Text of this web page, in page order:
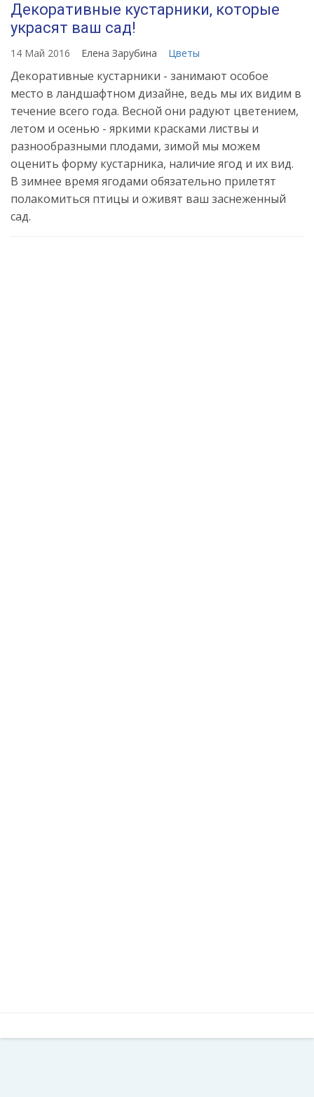
Декоративные кустарники, которые
украсят ваш сад!
14 Май 2016 Елена Зарубина Цветы
Декоративные кустарники - занимают особое
место в ландшафтном дизайне, ведь мы их видим в
течение всего года. Весной они радуют цветением,
летом и осенью - яркими красками листвы и
разнообразными плодами, зимой мы можем
оценить форму кустарника, наличие ягод и их вид.
В зимнее время ягодами обязательно прилетят
полакомиться птицы и оживят ваш заснеженный
сад.